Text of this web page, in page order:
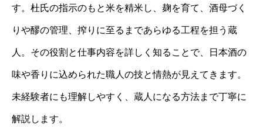
す。杜氏の指示のもと米を精米し、麹を育て、酒母づく
りや醪の管理、搾りに至るまであらゆる工程を担う蔵
人。その役割と仕事内容を詳しく知ることで、日本酒の
味や香りに込められた職人の技と情熱が見えてきます。
未経験者にも理解しやすく、蔵人になる方法まで丁寧に
解説します。